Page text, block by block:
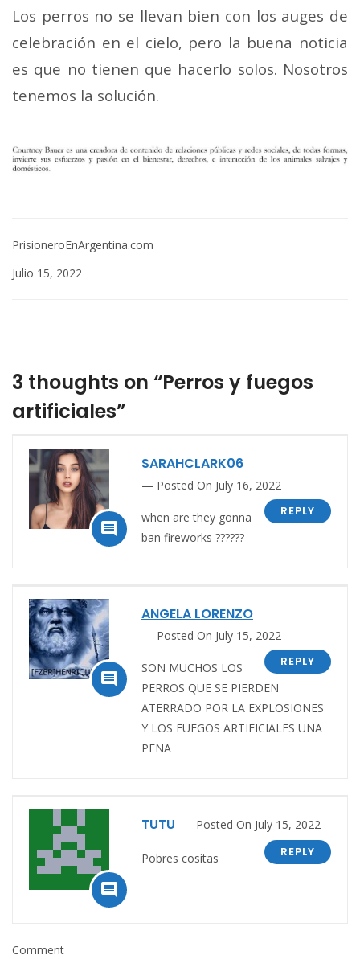
Los perros no se llevan bien con los auges de
celebración en el cielo, pero la buena noticia
es que no tienen que hacerlo solos. Nosotros
tenemos la solución.
PrisioneroEnArgentina.com
Julio 15, 2022
3 thoughts on “Perros y fuegos
artificiales”

SARAHCLARK06
Posted On July 16, 2022
REPLY
when are they gonna
ban fireworks ??????

ANGELA LORENZO
Posted On July 15, 2022
REPLY
SON MUCHOS LOS
PERROS QUE SE PIERDEN
ATERRADO POR LA EXPLOSIONES
Y LOS FUEGOS ARTIFICIALES UNA
PENA

TUTU
Posted On July 15, 2022
REPLY
Pobres cositas
Comment